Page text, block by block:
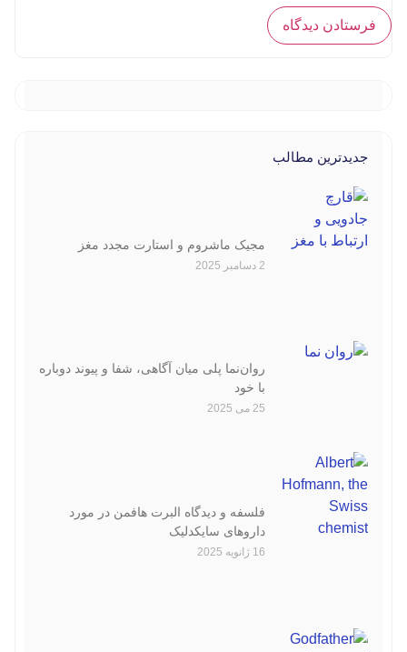
جدیدترین مطالب
مجیک ماشروم و استارت مجدد مغز
2 دسامبر 2025
روان‌نما پلی میان آگاهی، شفا و پیوند دوباره
با خود
25 می 2025
فلسفه و دیدگاه‌ البرت هافمن در مورد
داروهای سایکدلیک
16 ژانویه 2025